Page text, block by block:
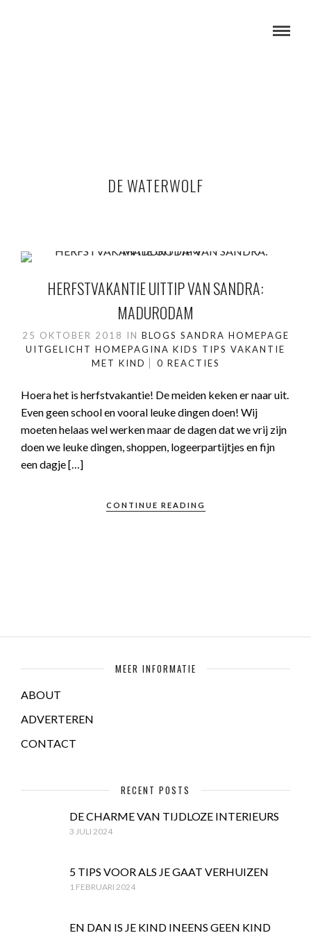
DE WATERWOLF
HERFSTVAKANTIE UITTIP VAN SANDRA:
MADURODAM
25 OKTOBER 2018 IN BLOGS SANDRA HOMEPAGE
UITGELICHT HOMEPAGINA KIDS TIPS VAKANTIE
MET KIND
0 REACTIES
Hoera het is herfstvakantie! De meiden keken er naar uit.
Even geen school en vooral leuke dingen doen! Wij
moeten helaas wel werken maar de dagen dat we vrij zijn
doen we leuke dingen, shoppen, logeerpartijtjes en fijn
een dagje […]
CONTINUE READING
MEER INFORMATIE
ABOUT
ADVERTEREN
CONTACT
RECENT POSTS
DE CHARME VAN TIJDLOZE INTERIEURS
3 JULI 2024
5 TIPS VOOR ALS JE GAAT VERHUIZEN
1 FEBRUARI 2024
EN DAN IS JE KIND INEENS GEEN KIND